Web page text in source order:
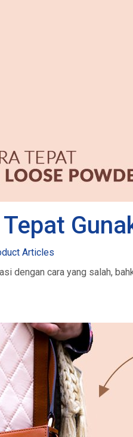
Articles
dengan cara yang salah,